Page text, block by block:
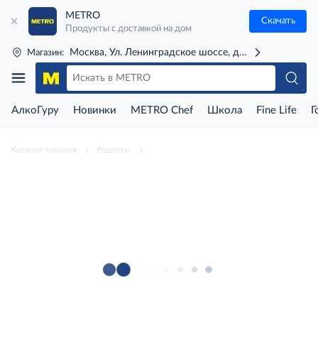
METRO
Продукты с доставкой на дом
Скачать
Магазин: Москва, Ул. Ленинградское шоссе, д. 71Г (м. Речной
АлкоГуру Новинки METRO Chef Школа Fine Life
Каталог товаров Рецепты